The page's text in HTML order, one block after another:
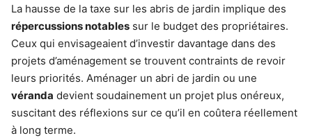
La hausse de la taxe sur les abris de jardin implique des
répercussions notables sur le budget des propriétaires.
Ceux qui envisageaient d’investir davantage dans des
projets d’aménagement se trouvent contraints de revoir
leurs priorités. Aménager un abri de jardin ou une
véranda devient soudainement un projet plus onéreux,
suscitant des réflexions sur ce qu’il en coûtera réellement
à long terme.